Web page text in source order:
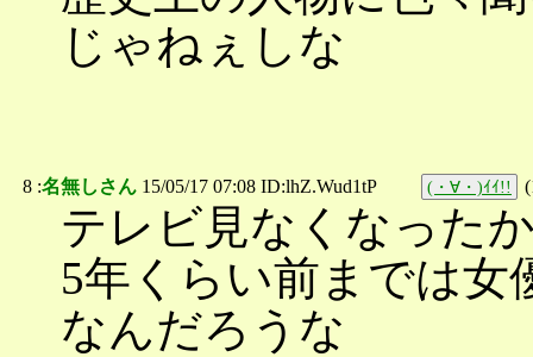
じゃねぇしな
8 :名無しさん 15/05/17 07:08 ID:lhZ.Wud1tP (・∀・)ｲｲ!! (
テレビ見なくなった
5年くらい前までは女
なんだろうな